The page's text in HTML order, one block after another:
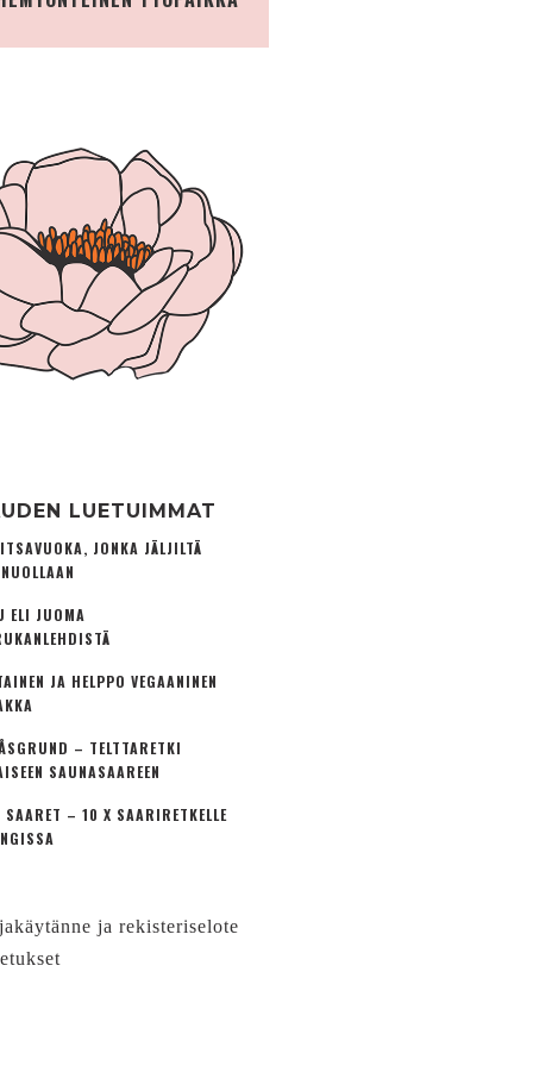
LUETUIMMAT
JONKA JÄLJILTÄ
ELI JUOMA
JA HELPPO VEGAANINEN
– TELTTARETKI
SAUNASAAREEN
SAARET – 10 X SAARIRETKELLE
ja rekisteriselote